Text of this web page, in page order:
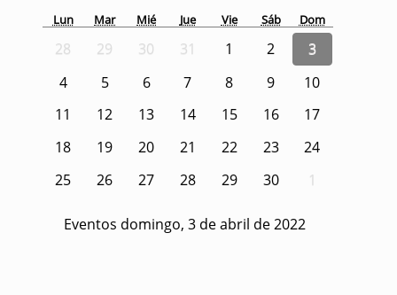
Lun Mar Mié Jue Vie Sáb Dom
28 29 30 31 1 2
3
4
5 6 7 8 9
10
11
12 13 14 15 16
17
18
19 20 21 22 23
24
25
26 27 28 29 30 1
Eventos domingo, 3 de abril de 2022